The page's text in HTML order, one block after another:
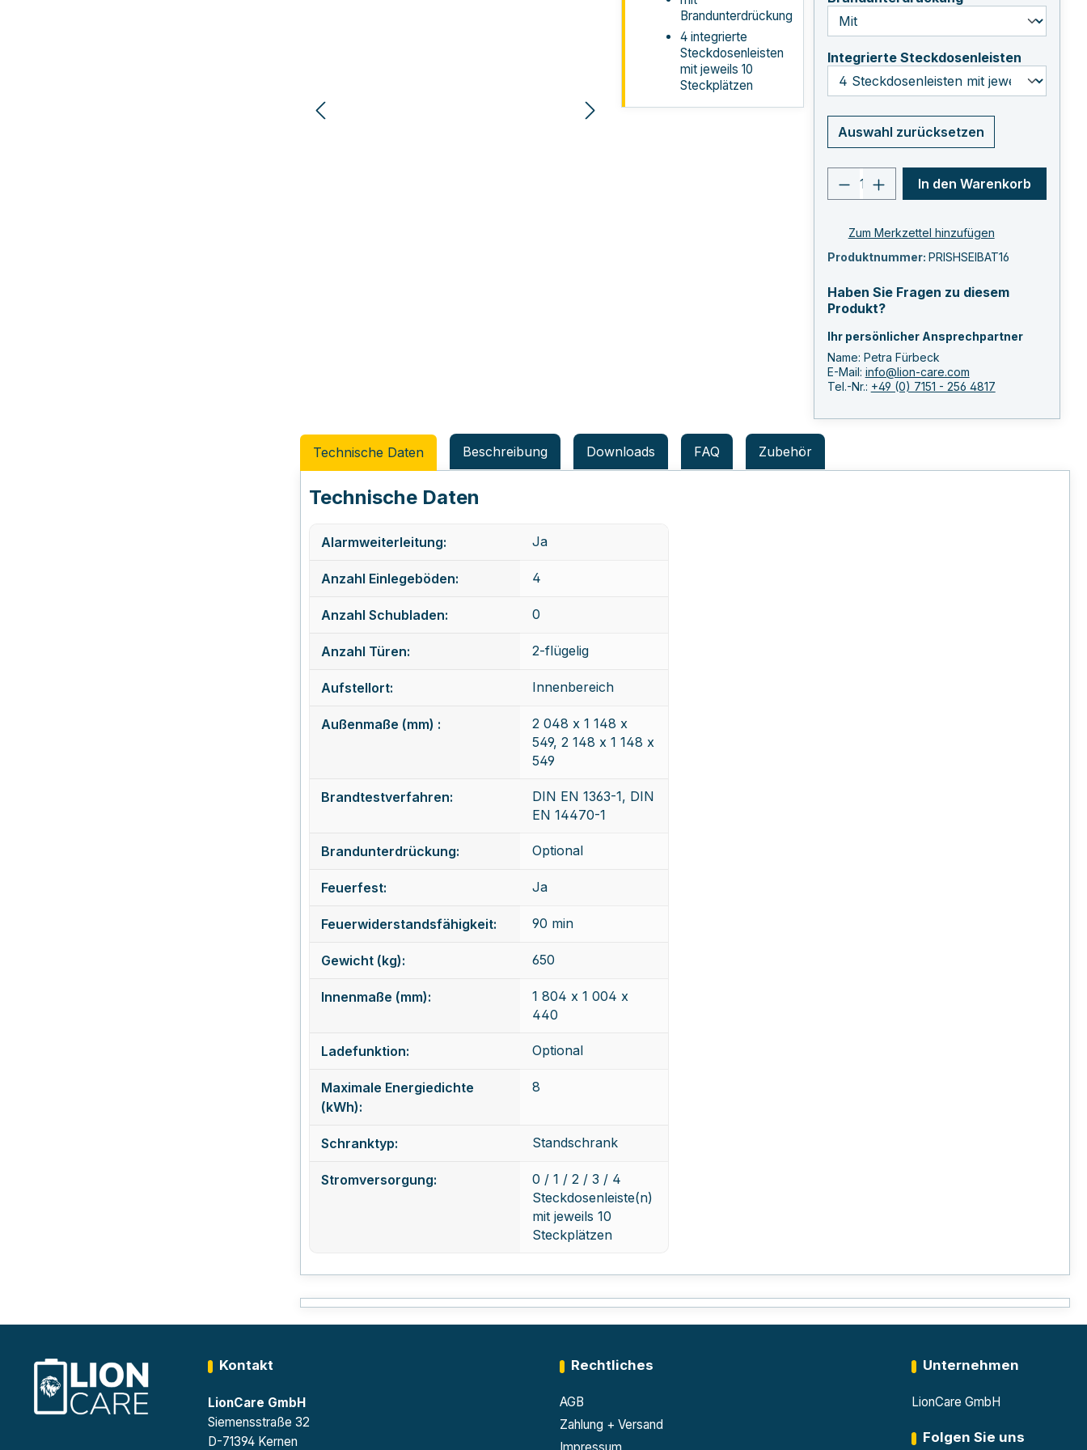
Brandunterdrückung
4 integrierte
Steckdosenleisten
mit jeweils 10
Steckplätzen
Integrierte Steckdosenleisten
Auswahl zurücksetzen
Produkt Anzahl: Gib den
In den Warenkorb
Zum Merkzettel hinzufügen
Produktnummer: PRISHSEIBAT16
Haben Sie Fragen zu diesem
Produkt?
Ihr persönlicher Ansprechpartner
Name: Petra Fürbeck
E-Mail: info@lion-care.com
Tel.-Nr.: +49 (0) 7151 - 256 4817
Technische Daten Beschreibung Downloads FAQ Zubehör
Technische Daten
Alarmweiterleitung: Ja
Anzahl Einlegeböden: 4
Anzahl Schubladen: 0
Anzahl Türen: 2-flügelig
Aufstellort: Innenbereich
Außenmaße (mm) :
2 048 x 1 148 x
549, 2 148 x 1 148 x
549
Brandtestverfahren:
DIN EN 1363-1, DIN
EN 14470-1
Brandunterdrückung: Optional
Feuerfest: Ja
Feuerwiderstandsfähigkeit: 90 min
Gewicht (kg): 650
Innenmaße (mm):
1 804 x 1 004 x
440
Ladefunktion: Optional
Maximale Energiedichte
(kWh):
8
Schranktyp: Standschrank
Stromversorgung:
0 / 1 / 2 / 3 / 4
Steckdosenleiste(n)
mit jeweils 10
Steckplätzen
Kontakt
LionCare GmbH
Siemensstraße 32
D-71394 Kernen
Rechtliches
AGB
Zahlung + Versand
Unternehmen
LionCare GmbH
Folgen Sie uns